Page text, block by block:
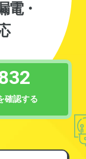
電・
確認する